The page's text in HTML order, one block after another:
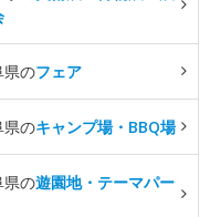
県のフェア
県のキャンプ場・BBQ場
県の遊園地・テーマパー